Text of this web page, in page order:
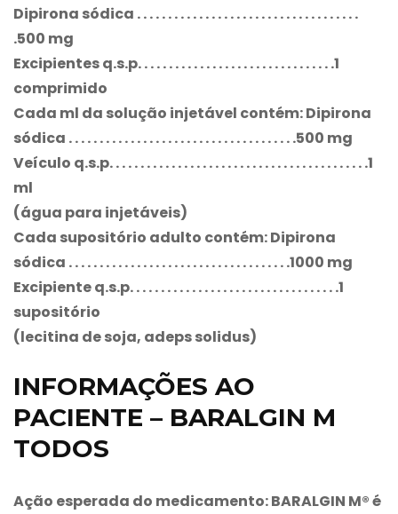
Dipirona sódica . . . . . . . . . . . . . . . . . . . . . . . . . . . . . . . . . . . .
.500 mg
Excipientes q.s.p. . . . . . . . . . . . . . . . . . . . . . . . . . . . . . . .1
comprimido
Cada ml da solução injetável contém: Dipirona
sódica . . . . . . . . . . . . . . . . . . . . . . . . . . . . . . . . . . . . .500 mg
Veículo q.s.p. . . . . . . . . . . . . . . . . . . . . . . . . . . . . . . . . . . . . . . . . .1
ml
(água para injetáveis)
Cada supositório adulto contém: Dipirona
sódica . . . . . . . . . . . . . . . . . . . . . . . . . . . . . . . . . . . .1000 mg
Excipiente q.s.p. . . . . . . . . . . . . . . . . . . . . . . . . . . . . . . . . .1
supositório
(lecitina de soja, adeps solidus)
INFORMAÇÕES AO
PACIENTE – BARALGIN M
TODOS
Ação esperada do medicamento: BARALGIN M®é